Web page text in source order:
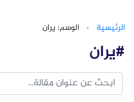
الرئيسية › الوسم: يران
#يران